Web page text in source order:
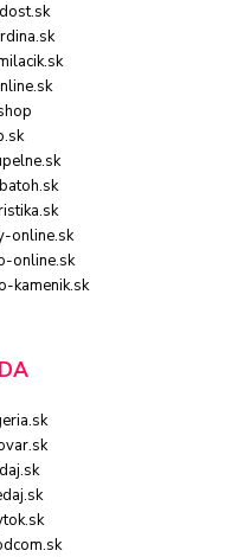
online.sk
online.sk
kamenik.sk